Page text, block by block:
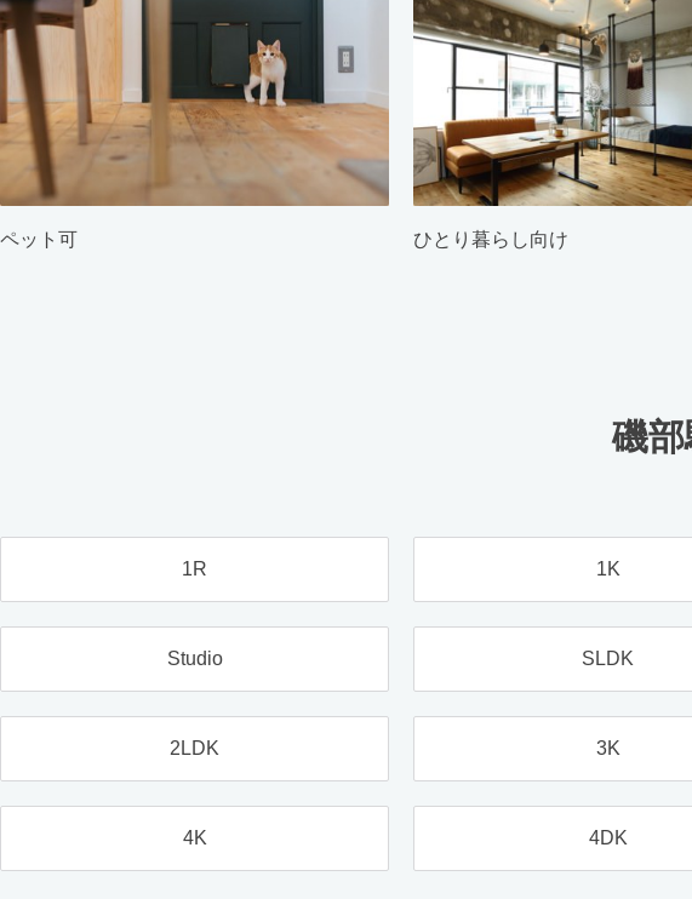
ペット可 ひとり暮らし向け
磯
1R 1K
Studio SLDK
2LDK 3K
4K 4DK